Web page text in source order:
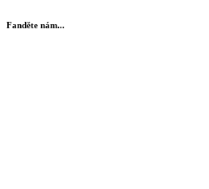
Fanděte nám...